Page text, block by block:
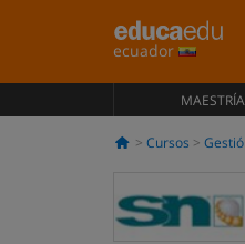
ecuador
MAESTRÍA
Cursos